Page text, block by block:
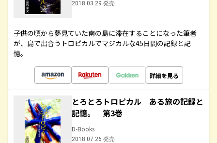
2018.03.29 発売
子供の頃から夢見ていた南の島に滞在することになった筆者
が、島で出合うトロピカルでマジカルな45日間の記録と記
憶。
詳細を見る
とろとろトロピカル ある旅の記録と
記憶。 第3巻
D-Books
2018.07.26 発売